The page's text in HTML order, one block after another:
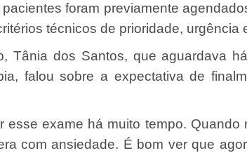
foram previamente
técnicos de prioridade, urgência
Tânia dos Santos, que aguardava
falou sobre a expectativa de
esse exame há muito tempo. Quando
com ansiedade. É bom ver que